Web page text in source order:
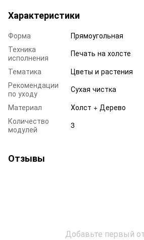
Характеристики
Форма
Прямоугольная
Техника
исполнения
Печать на холсте
Тематика
Цветы и растения
Рекомендации
по уходу
Сухая чистка
Материал
Холст + Дерево
Количество
модулей
3
Отзывы
Добавьте первый